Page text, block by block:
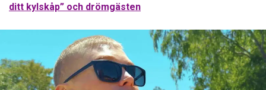
ditt kylskåp” och drömgästen